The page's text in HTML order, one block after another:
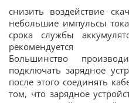
снизить воздействие
небольшие импульсы
срока службы
рекомендуется
Большинство
подключать зарядное
после этого соединять
том, что зарядное